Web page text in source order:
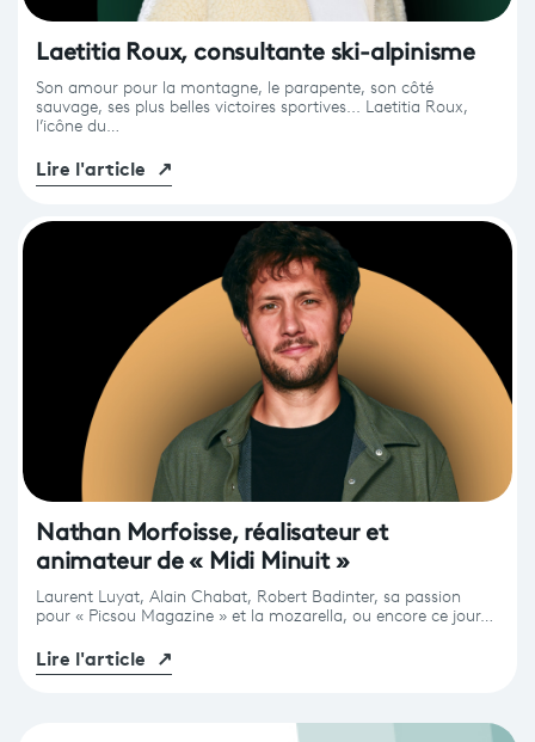
Laetitia Roux, consultante ski-alpinisme
Son amour pour la montagne, le parapente, son côté
sauvage, ses plus belles victoires sportives... Laetitia Roux,
l’icône du…
Lire l'article ↗
Nathan Morfoisse, réalisateur et
animateur de « Midi Minuit »
Laurent Luyat, Alain Chabat, Robert Badinter, sa passion
pour « Picsou Magazine » et la mozarella, ou encore ce jour…
Lire l'article ↗